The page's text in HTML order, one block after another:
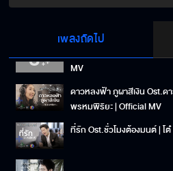
เพลงถัดไป
MV
ดาวหลงฟ้า ภูผาสีเงิน Ost.ด
พรหมพิริยะ | Official MV
ที่รัก Ost.ชั่วโมงต้องมนต์ | โ